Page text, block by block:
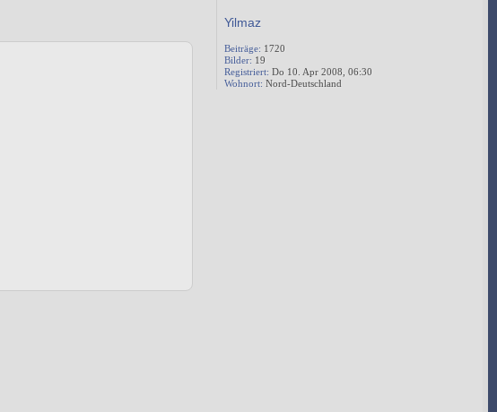
Yilmaz
Beiträge: 1720
Bilder: 19
Registriert: Do 10. Apr 2008, 06:30
Wohnort: Nord-Deutschland